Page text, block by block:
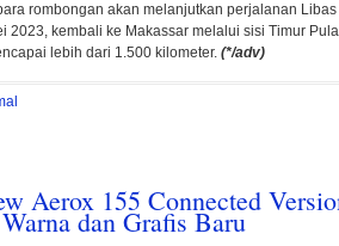
rombongan akan melanjutkan perjalanan
2023, kembali ke Makassar melalui sisi Timur
lebih dari 1.500 kilometer. (*/adv)
Aerox 155 Connected
dan Grafis Baru